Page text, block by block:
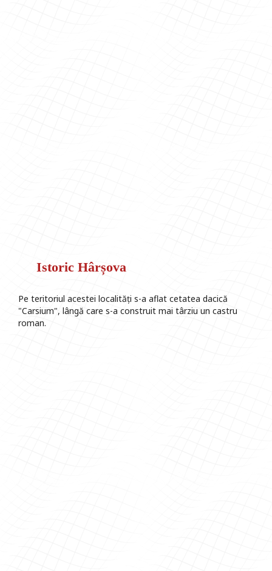
Istoric Hârșova
Pe teritoriul acestei localități s-a aflat cetatea dacică
"Carsium", lângă care s-a construit mai târziu un castru
roman.